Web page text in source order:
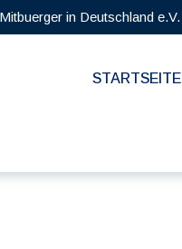
in Deutschland e.V.
STARTSEITE